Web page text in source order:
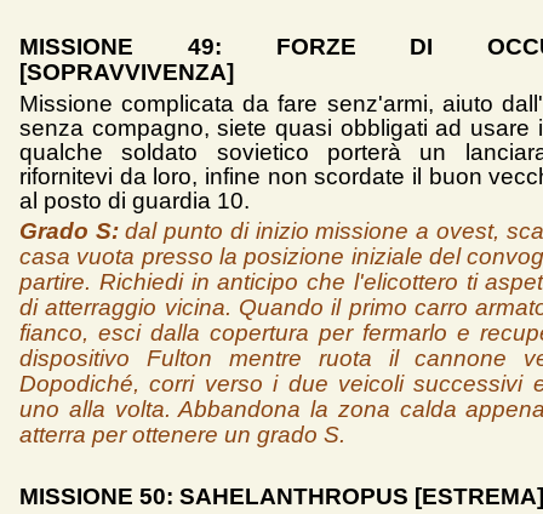
MISSIONE 49: FORZE DI
[SOPRAVVIVENZA]
Missione complicata da fare senz'armi, aiuto
senza compagno, siete quasi obbligati ad usare
qualche soldato sovietico porterà un
rifornitevi da loro, infine non scordate il buon
al posto di guardia 10.
Grado S:dal punto di inizio missione a ovest,
casa vuota presso la posizione iniziale del
partire. Richiedi in anticipo che l'elicottero ti
di atterraggio vicina. Quando il primo carro
fianco, esci dalla copertura per fermarlo e
dispositivo Fulton mentre ruota il cannone
Dopodiché, corri verso i due veicoli successivi
uno alla volta. Abbandona la zona calda
atterra per ottenere un grado S.
MISSIONE 50: SAHELANTHROPUS [ESTREMA]